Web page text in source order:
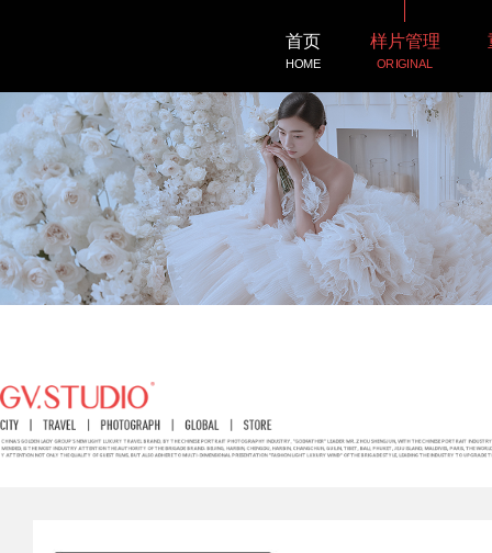
首页
HOME
样片管理
ORIGINAL
客照展示
LOVESHOW
微电影
DEMO